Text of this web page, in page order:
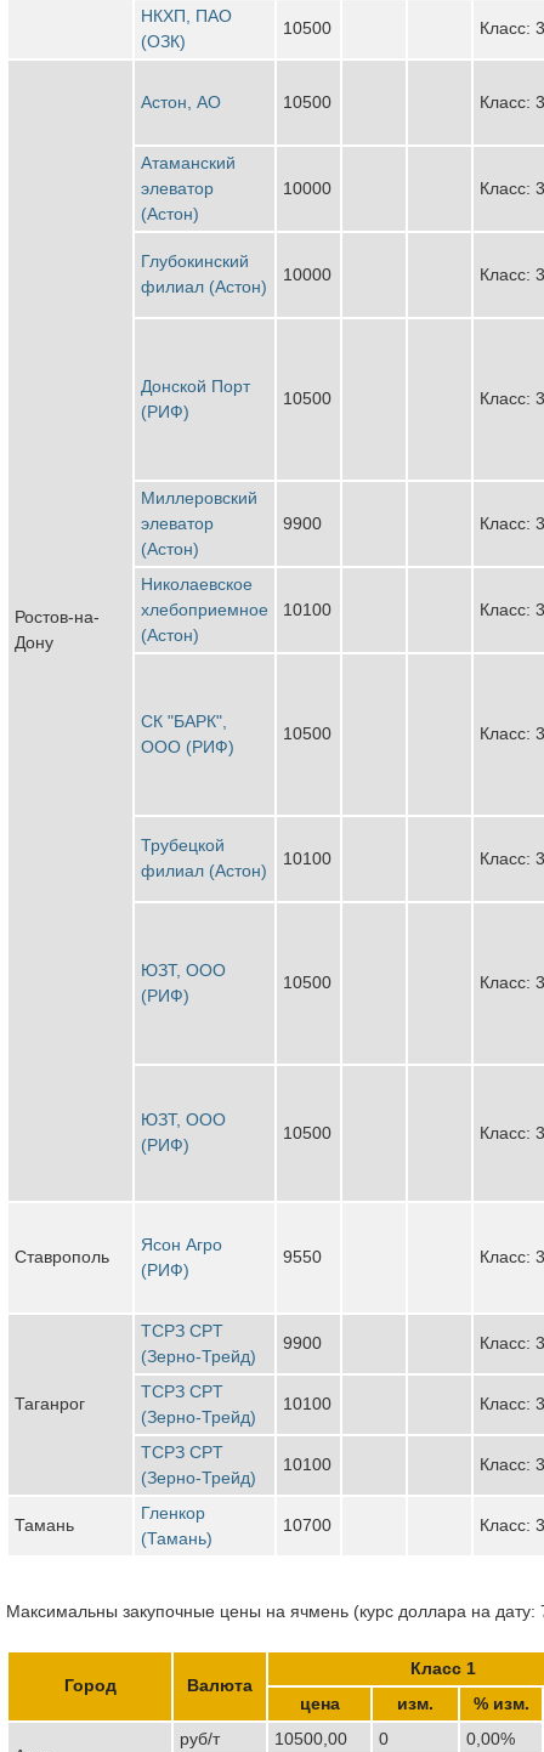
НКХП, ПАО
(ОЗК)
10500 Класс: 3
Ростов-на-
Дону
Астон, АО 10500 Класс: 3
Атаманский
элеватор
(Астон)
10000 Класс: 3
Глубокинский
филиал (Астон)
10000 Класс: 3
Донской Порт
(РИФ)
10500 Класс: 3
Миллеровский
элеватор
(Астон)
9900 Класс: 3
Николаевское
хлебоприемное
(Астон)
10100 Класс: 3
СК "БАРК",
ООО (РИФ)
10500 Класс: 3
Трубецкой
филиал (Астон)
10100 Класс: 3
ЮЗТ, ООО
(РИФ)
10500 Класс: 3
ЮЗТ, ООО
(РИФ)
10500 Класс: 3
Ставрополь
Ясон Агро
(РИФ)
9550 Класс: 3
Таганрог
ТСРЗ CPT
(Зерно-Трейд)
9900 Класс: 3
ТСРЗ CPT
(Зерно-Трейд)
10100 Класс: 3
ТСРЗ CPT
(Зерно-Трейд)
10100 Класс: 3
Тамань
Гленкор
(Тамань)
10700 Класс: 3
Максимальны закупочные цены на ячмень (курс доллара на дату:
Город Валюта
Класс 1
цена
изм. % изм.
руб/т 10500,00 0
0,00%